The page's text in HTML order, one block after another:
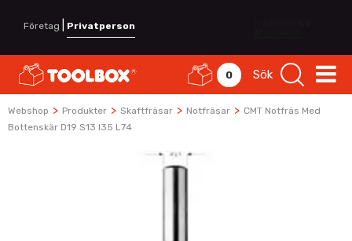
Företag Privatperson
0 Sök
Webshop > Produkter > Skaftfräsar > Notfräsar > CMT Notfräs Med
Bottenskär D19 S13 I35 L74